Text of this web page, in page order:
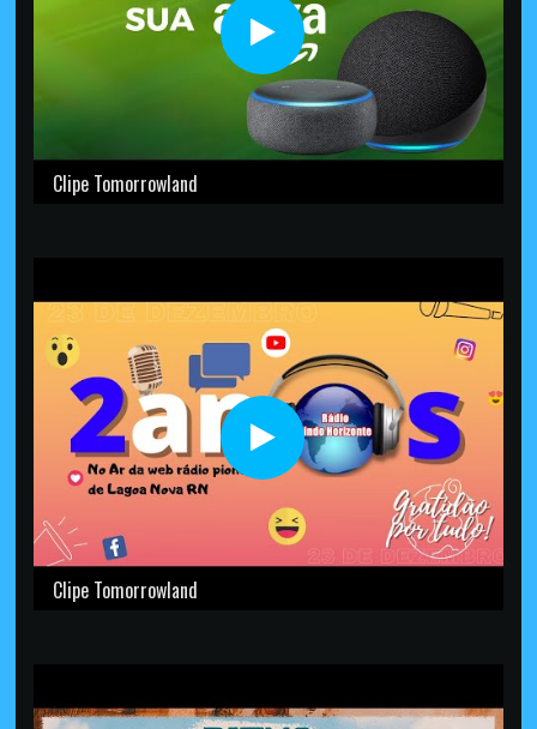
Clipe Tomorrowland
Clipe Tomorrowland